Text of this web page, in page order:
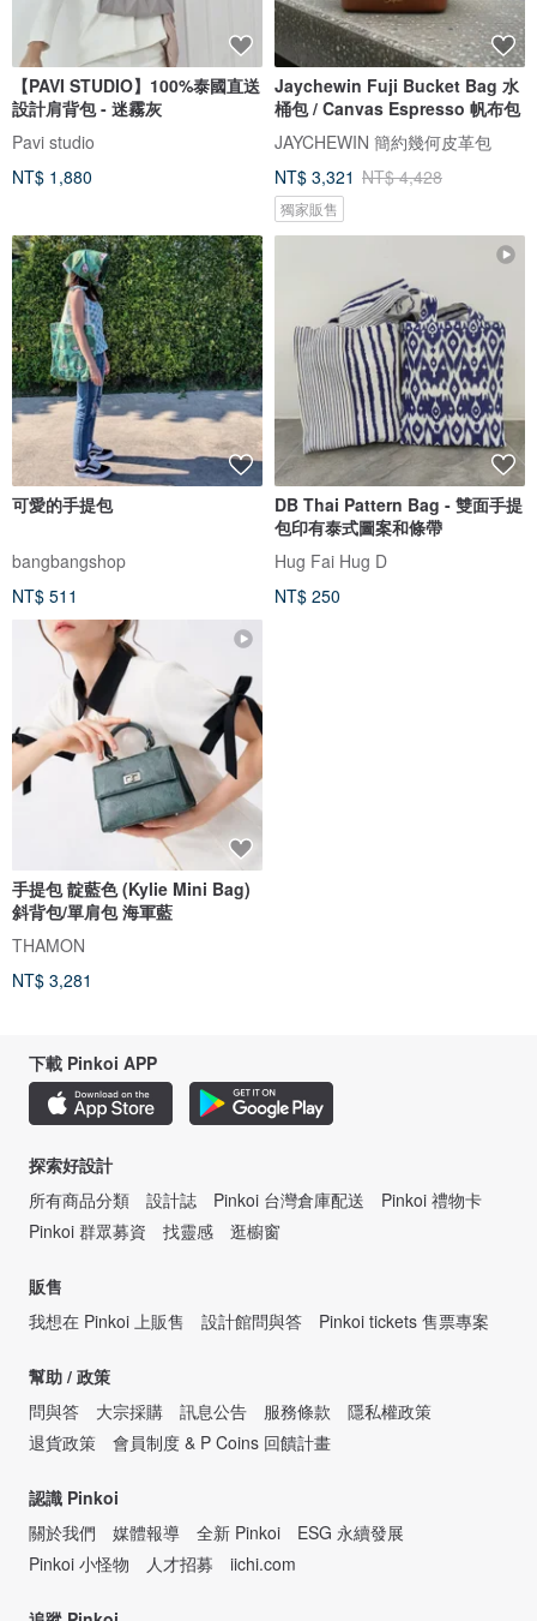
【PAVI STUDIO】100%泰國直送
設計肩背包 - 迷霧灰
Pavi studio
NT$ 1,880
Jaychewin Fuji Bucket Bag 水
桶包 / Canvas Espresso 帆布包
JAYCHEWIN 簡約幾何皮革包
NT$ 3,321 NT$ 4,428
獨家販售
可愛的手提包
bangbangshop
NT$ 511
DB Thai Pattern Bag - 雙面手提
包印有泰式圖案和條帶
Hug Fai Hug D
NT$ 250
手提包 靛藍色 (Kylie Mini Bag)
斜背包/單肩包 海軍藍
THAMON
NT$ 3,281
下載 Pinkoi APP
探索好設計
所有商品分類
設計誌 Pinkoi 台灣倉庫配送
Pinkoi 禮物卡
Pinkoi 群眾募資
找靈感 逛櫥窗
販售
我想在 Pinkoi 上販售
設計館問與答 Pinkoi tickets 售票專案
幫助 / 政策
問與答
大宗採購 訊息公告 服務條款
隱私權政策
退貨政策
會員制度 & P Coins 回饋計畫
認識 Pinkoi
關於我們
媒體報導 全新 Pinkoi
ESG 永續發展
Pinkoi 小怪物
人才招募 iichi.com